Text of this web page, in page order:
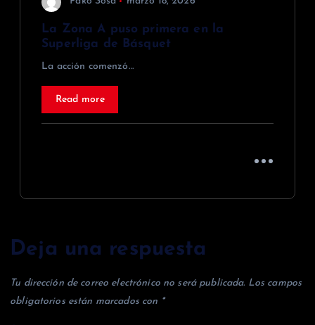
La Zona A puso primera en la
Superliga de Básquet
La acción comenzó…
Read more
Deja una respuesta
Tu dirección de correo electrónico no será publicada. Los campos
obligatorios están marcados con *